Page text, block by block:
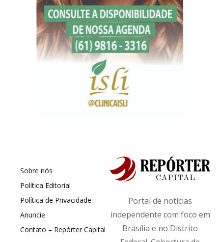
Sobre nós
Política Editorial
Política de Privacidade
Anuncie
Contato – Repórter Capital
Portal de notícias
independente com foco em
Brasília e no Distrito